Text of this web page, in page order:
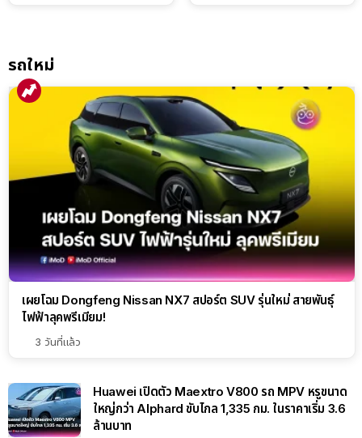
รถใหม่
เผยโฉม Dongfeng Nissan NX7 สปอร์ต SUV รุ่นใหม่ สายพันธุ์
ไฟฟ้าลุคพรีเมียม!
3 วันที่แล้ว
Huawei เปิดตัว Maextro V800 รถ MPV หรูขนาด
ใหญ่กว่า Alphard ขับไกล 1,335 กม. ในราคาเริ่ม 3.6
ล้านบาท